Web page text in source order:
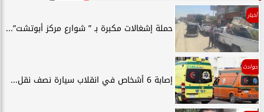
أخبار
حملة إشغالات مكبرة بـ ” شوارع مركز أبوتشت”...
حوادث
إصابة 6 أشخاص في انقلاب سيارة نصف نقل...